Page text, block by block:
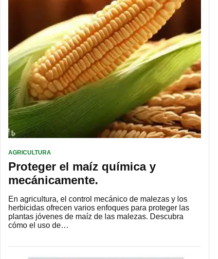
AGRICULTURA
Proteger el maíz química y
mecánicamente.
En agricultura, el control mecánico de malezas y los
herbicidas ofrecen varios enfoques para proteger las
plantas jóvenes de maíz de las malezas. Descubra
cómo el uso de…